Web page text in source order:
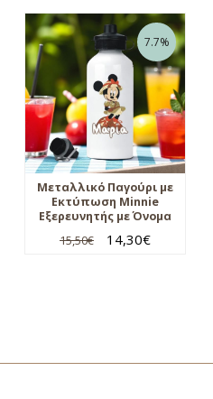
7.7%
Μεταλλικό Παγούρι με
Εκτύπωση Minnie
Εξερευνητής με Όνομα
15,50€ 14,30€